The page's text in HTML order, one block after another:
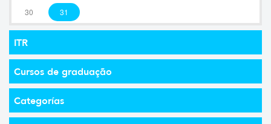
30 31
ITR
Cursos de graduação
Categorías